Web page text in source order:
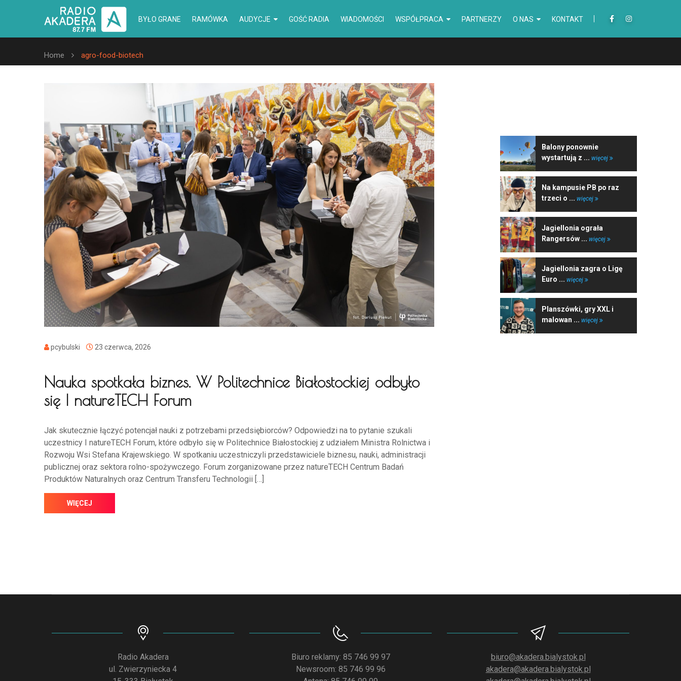
BYŁO GRANE RAMÓWKA AUDYCJE GOŚĆ RADIA WIADOMOŚCI WSPÓŁPRACA PARTNERZY O NAS KONTAKT
Home agro-food-biotech
pcybulski 23 czerwca, 2026
Nauka spotkała biznes. W Politechnice Białostockiej odbyło
się I natureTECH Forum
Jak skutecznie łączyć potencjał nauki z potrzebami przedsiębiorców? Odpowiedzi na to pytanie szukali
uczestnicy I natureTECH Forum, które odbyło się w Politechnice Białostockiej z udziałem Ministra Rolnictwa i
Rozwoju Wsi Stefana Krajewskiego. W spotkaniu uczestniczyli przedstawiciele biznesu, nauki, administracji
publicznej oraz sektora rolno-spożywczego. Forum zorganizowane przez natureTECH Centrum Badań
Produktów Naturalnych oraz Centrum Transferu Technologii […]
WIĘCEJ
Balony ponownie
wystartują z ... więcej
Na kampusie PB po raz
trzeci o ... więcej
Jagiellonia ograła
Rangersów ... więcej
Jagiellonia zagra o Ligę
Euro ... więcej
Planszówki, gry XXL i
malowan ... więcej
Radio Akadera
ul. Zwierzyniecka 4
Biuro reklamy: 85 746 99 97
Newsroom: 85 746 99 96
biuro@akadera.bialystok.pl
akadera@akadera.bialystok.pl